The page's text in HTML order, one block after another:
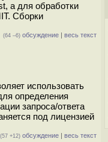
а для обработки
Сборки
(64 –6) обсуждение | весь текст
использовать
определения
запроса/ответа
под лицензией
(57 +12) обсуждение | весь текст